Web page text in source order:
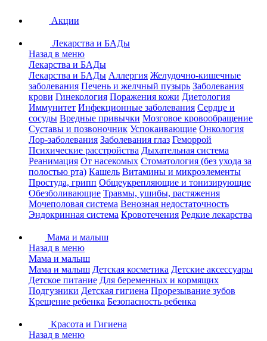
Акции
Лекарства и БАДы
Назад в меню
Лекарства и БАДы
Лекарства и БАДы Аллергия Желудочно-кишечные
заболевания Печень и желчный пузырь Заболевания
крови Гинекология Поражения кожи Диетология
Иммунитет Инфекционные заболевания Сердце и
сосуды Вредные привычки Мозговое кровообращение
Суставы и позвоночник Успокаивающие Онкология
Лор-заболевания Заболевания глаз Геморрой
Психические расстройства Дыхательная система
Реанимация От насекомых Стоматология (без ухода за
полостью рта) Кашель Витамины и микроэлементы
Простуда, грипп Общеукрепляющие и тонизирующие
Обезболивающие Травмы, ушибы, растяжения
Мочеполовая система Венозная недостаточность
Эндокринная система Кровотечения Редкие лекарства
Мама и малыш
Назад в меню
Мама и малыш
Мама и малыш Детская косметика Детские аксессуары
Детское питание Для беременных и кормящих
Подгузники Детская гигиена Прорезывание зубов
Крещение ребенка Безопасность ребенка
Красота и Гигиена
Назад в меню